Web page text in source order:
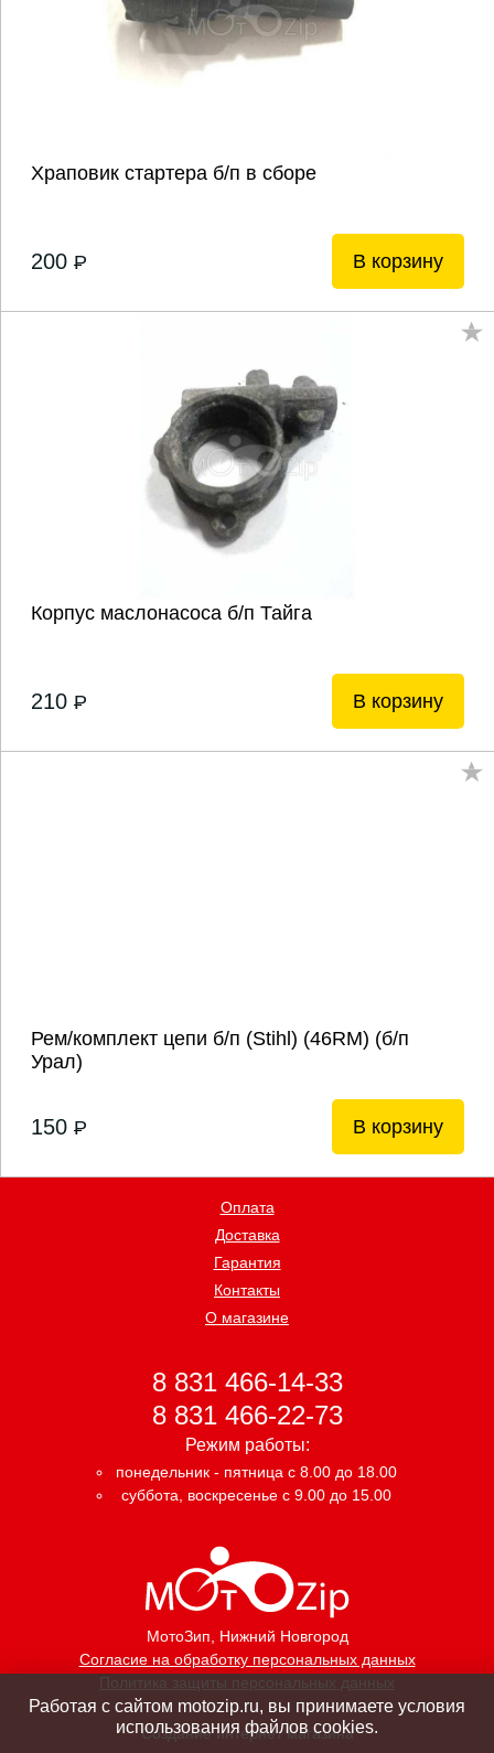
Храповик стартера б/п в сборе
200 P В корзину
Корпус маслонасоса б/п Тайга
210 P В корзину
Рем/комплект цепи б/п (Stihl) (46RM) (б/п
Урал)
150 P В корзину
МотоЗип, Нижний Новгород
Согласие на обработку персональных данных
Политика защиты персональных данных
Оплата
Доставка
Гарантия
Контакты
О магазине
8 831 466-14-33
8 831 466-22-73
Режим работы:
понедельник - пятница с 8.00 до 18.00
суббота, воскресенье с 9.00 до 15.00
Создание интернет магазина
Работая с сайтом motozip.ru, вы принимаете условия
использования файлов cookies.